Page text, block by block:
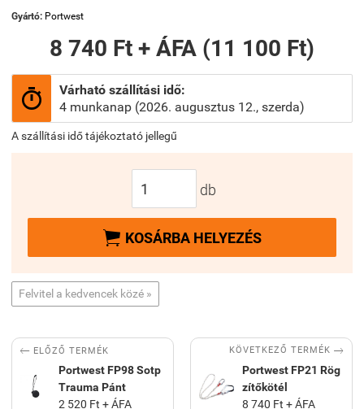
Gyártó: Portwest
8 740 Ft + ÁFA (11 100 Ft)

Várható szállítási idő:
4 munkanap (2026. augusztus 12., szerda)
A szállítási idő tájékoztató jellegű
db
 KOSÁRBA HELYEZÉS
Felvitel a kedvencek közé »
 ELŐZŐ TERMÉK
Portwest FP98 Sotp
Trauma Pánt
2 520 Ft + ÁFA
KÖVETKEZŐ TERMÉK 
Portwest FP21 Rög
zítőkötél
8 740 Ft + ÁFA